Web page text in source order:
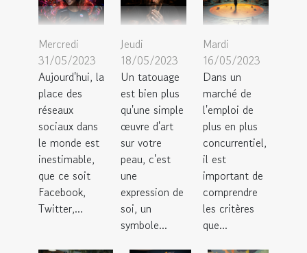
Mercredi
31/05/2023
Aujourd'hui, la
place des
réseaux
sociaux dans
le monde est
inestimable,
que ce soit
Facebook,
Twitter,...
Jeudi
18/05/2023
Un tatouage
est bien plus
qu'une simple
œuvre d'art
sur votre
peau, c'est
une
expression de
soi, un
symbole...
Mardi
16/05/2023
Dans un
marché de
l'emploi de
plus en plus
concurrentiel,
il est
important de
comprendre
les critères
que...